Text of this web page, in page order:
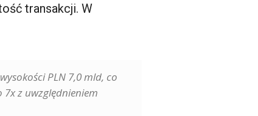
transakcji. W
PLN 7,0 mld, co
z uwzględnieniem